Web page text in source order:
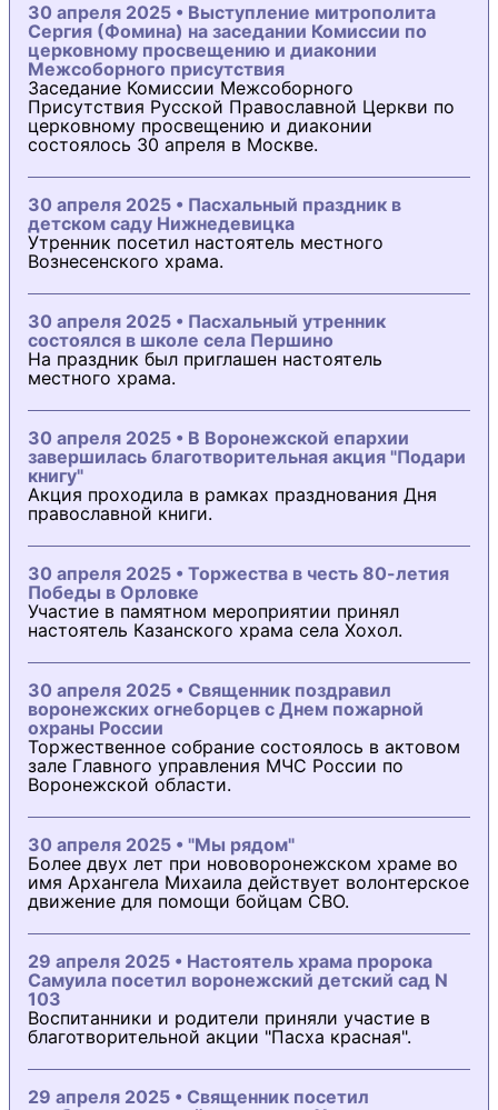
30 апреля 2025 • Выступление митрополита
Сергия (Фомина) на заседании Комиссии по
церковному просвещению и диаконии
Межсоборного присутствия
Заседание Комиссии Межсоборного
Присутствия Русской Православной Церкви по
церковному просвещению и диаконии
состоялось 30 апреля в Москве.
30 апреля 2025 • Пасхальный праздник в
детском саду Нижнедевицка
Утренник посетил настоятель местного
Вознесенского храма.
30 апреля 2025 • Пасхальный утренник
состоялся в школе села Першино
На праздник был приглашен настоятель
местного храма.
30 апреля 2025 • В Воронежской епархии
завершилась благотворительная акция "Подари
книгу"
Акция проходила в рамках празднования Дня
православной книги.
30 апреля 2025 • Торжества в честь 80-летия
Победы в Орловке
Участие в памятном мероприятии принял
настоятель Казанского храма села Хохол.
30 апреля 2025 • Священник поздравил
воронежских огнеборцев с Днем пожарной
охраны России
Торжественное собрание состоялось в актовом
зале Главного управления МЧС России по
Воронежской области.
30 апреля 2025 • "Мы рядом"
Более двух лет при нововоронежском храме во
имя Архангела Михаила действует волонтерское
движение для помощи бойцам СВО.
29 апреля 2025 • Настоятель храма пророка
Самуила посетил воронежский детский сад N
103
Воспитанники и родители приняли участие в
благотворительной акции "Пасха красная".
29 апреля 2025 • Священник посетил